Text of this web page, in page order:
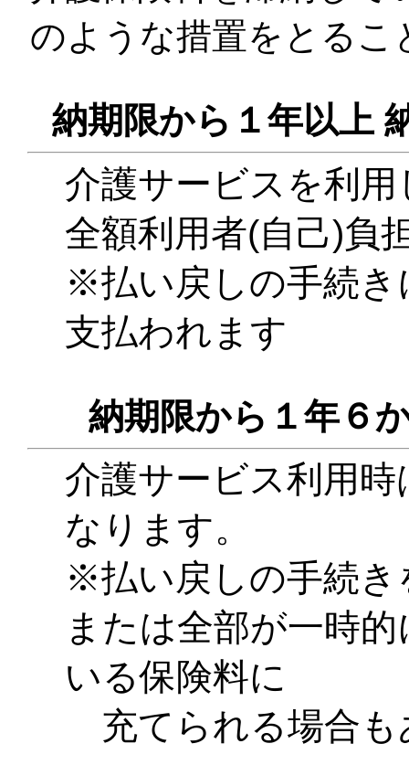
のような措置をとるこ
納期限から１年以上
介護サービスを利
全額利用者(自己)負
※払い戻しの手続き
支払われます
納期限から１年６
介護サービス利用
なります。
※払い戻しの手続き
または全部が一時
いる保険料に
充てられる場合も